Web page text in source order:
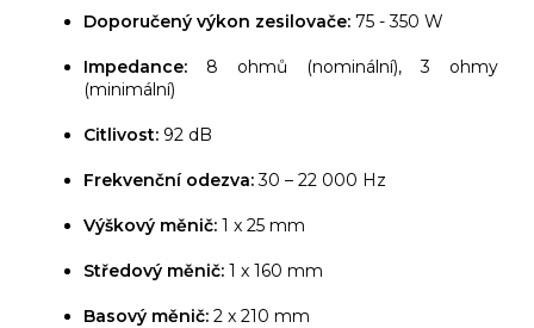
Doporučený výkon zesilovače: 75 - 350 W
Impedance: 8 ohmů (nominální), 3 ohmy
(minimální)
Citlivost: 92 dB
Frekvenční odezva:30 – 22 000 Hz
Výškový měnič: 1 x 25 mm
Středový měnič: 1 x 160 mm
Basový měnič: 2 x 210 mm